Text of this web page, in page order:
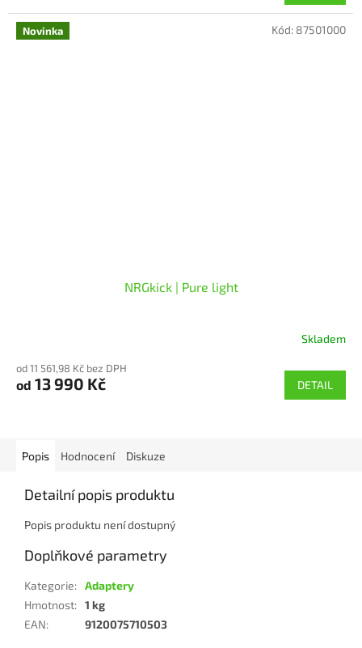
z
5Novinka
NRGkick | Pure light
produktu
je
Skladem
od 11 561,98 Kč bez DPH
od 13 990 Kč DETAIL
Kód: 87501000
Popis Hodnocení Diskuze
Detailní popis produktu
Popis produktu není dostupný
Doplňkové parametry
Kategorie: Adaptery
Hmotnost: 1 kg
EAN: 9120075710503